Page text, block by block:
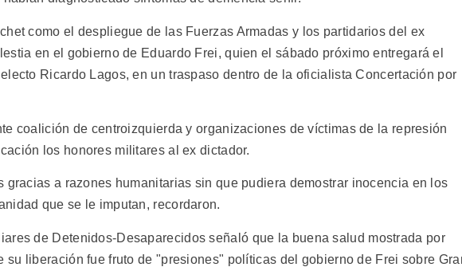
como el despliegue de las Fuerzas Armadas y los partidarios del ex
en el gobierno de Eduardo Frei, quien el sábado próximo entregará el
Ricardo Lagos, en un traspaso dentro de la oficialista Concertación por
coalición de centroizquierda y organizaciones de víctimas de la represión
los honores militares al ex dictador.
gracias a razones humanitarias sin que pudiera demostrar inocencia en los
que se le imputan, recordaron.
de Detenidos-Desaparecidos señaló que la buena salud mostrada por
su liberación fue fruto de "presiones" políticas del gobierno de Frei sobre